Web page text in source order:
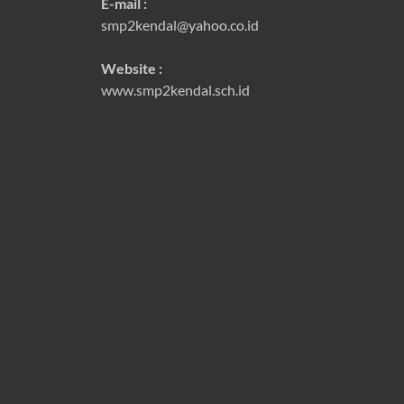
E-mail :
smp2kendal@yahoo.co.id
Website :
www.smp2kendal.sch.id